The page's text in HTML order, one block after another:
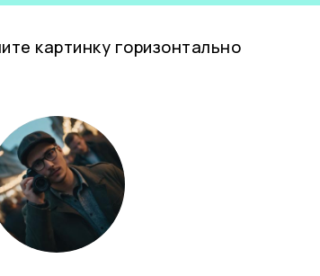
картинку горизонтально